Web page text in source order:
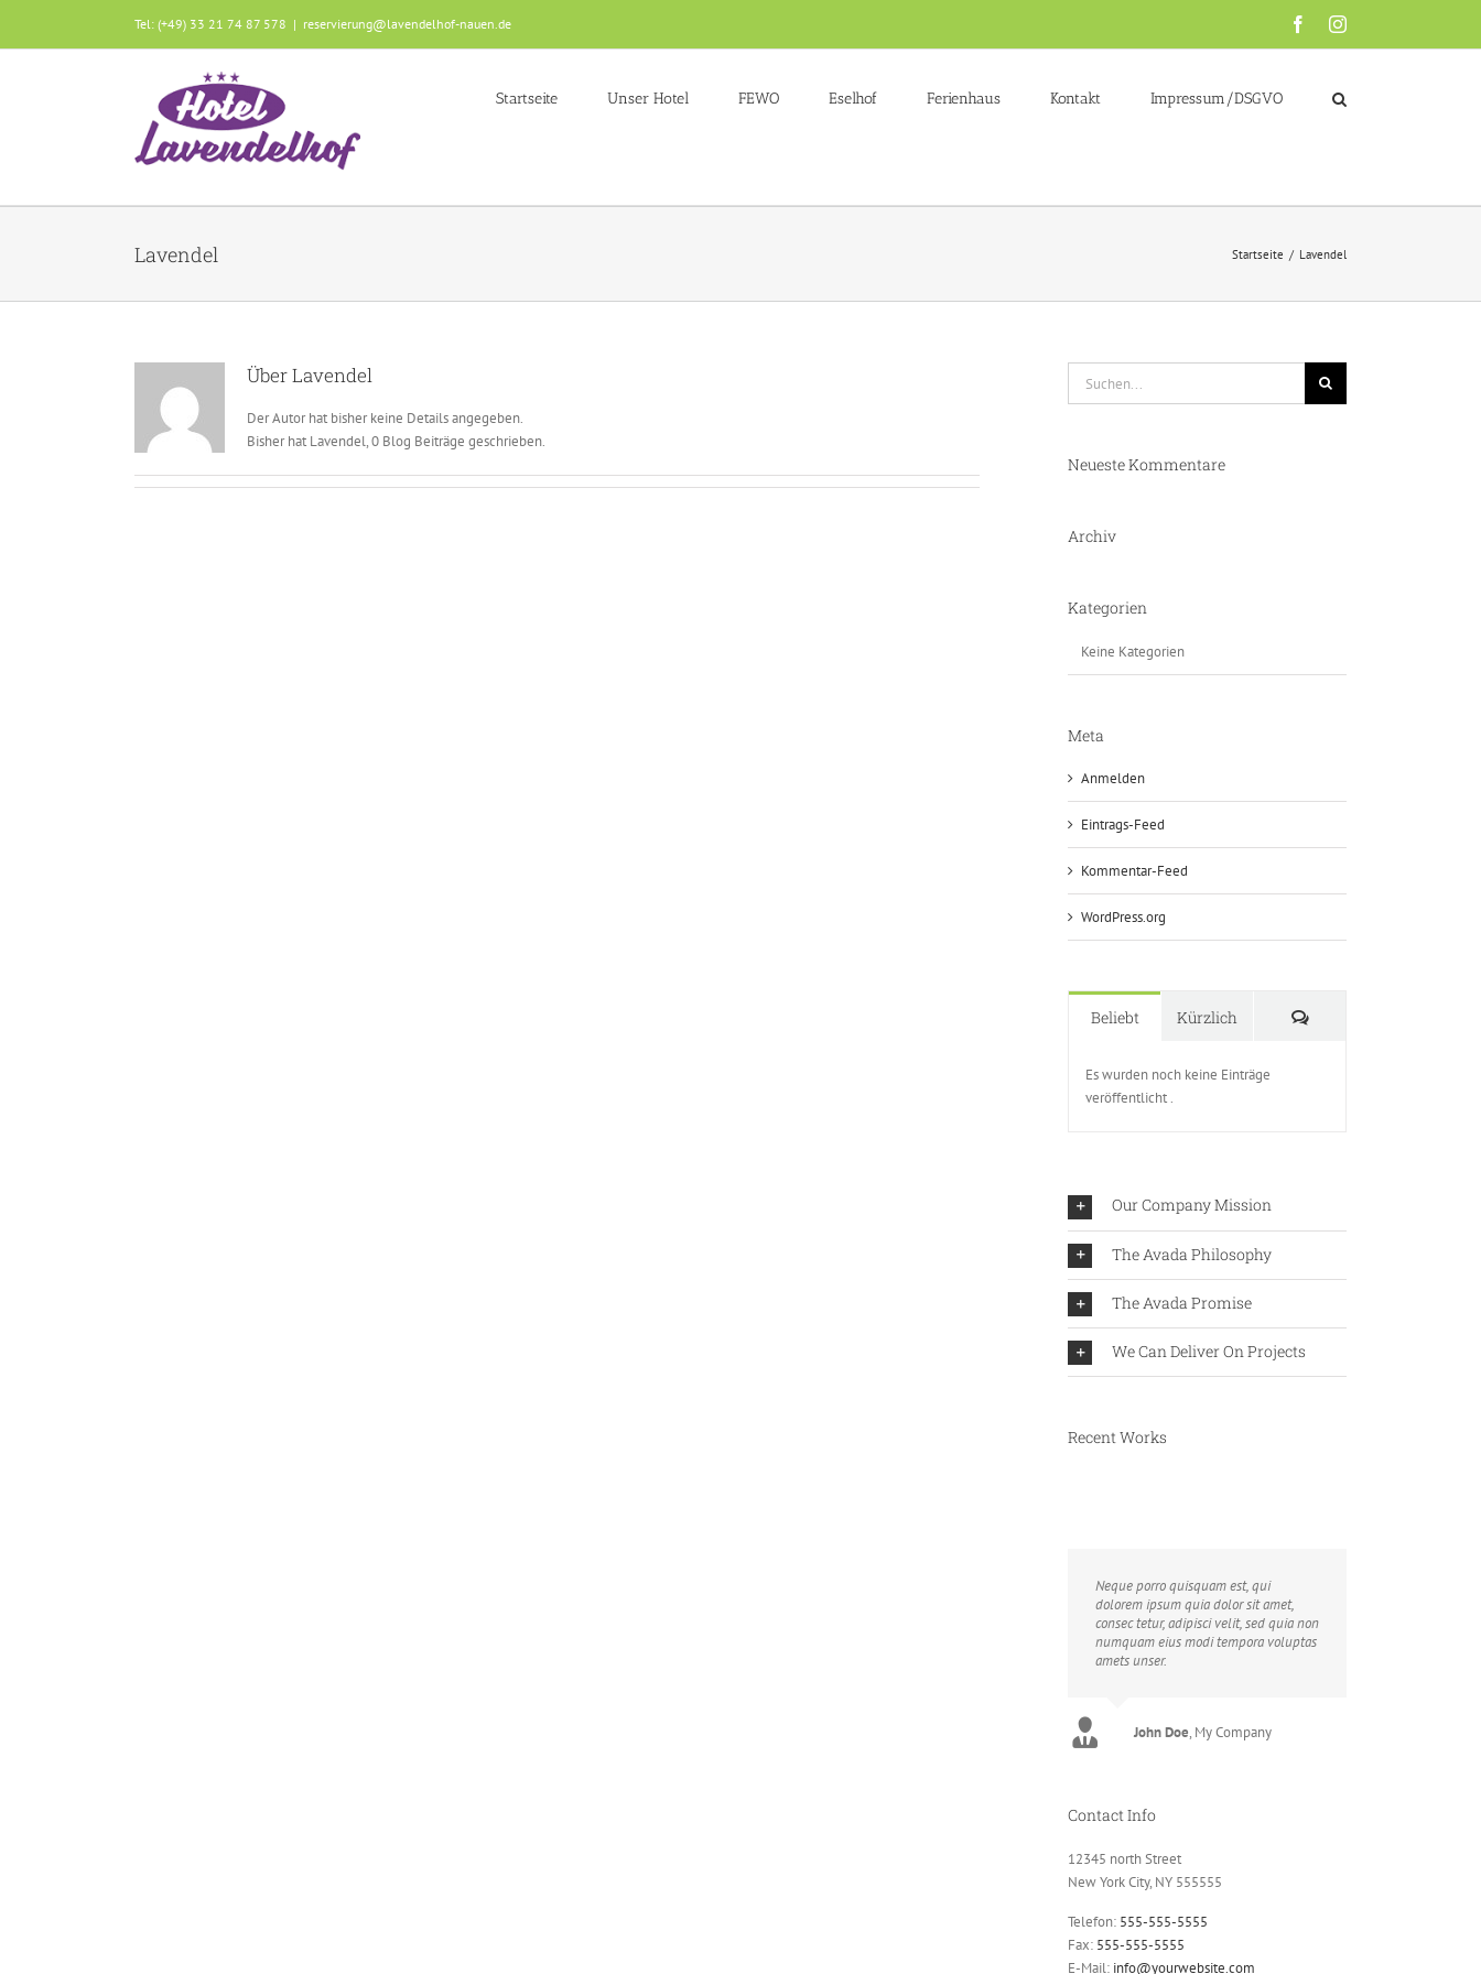
Tel: (+49) 33 21 74 87 578 | reservierung@lavendelhof-nauen.de FacebookInstagram
Startseite Unser Hotel FEWO Eselhof Ferienhaus Kontakt Impressum/DSGVO
Lavendel Startseite / Lavendel
ÜberLavendel
Der Autor hat bisher keine Details angegeben.
Bisher hat Lavendel, 0 Blog Beiträge geschrieben.
Neueste Kommentare
Archiv
Kategorien
Keine Kategorien
Meta
Anmelden
Eintrags-Feed
Kommentar-Feed
WordPress.org
Beliebt Kürzlich Kommentare
Es wurden noch keine Einträge
veröffentlicht .
Our Company Mission
The Avada Philosophy
The Avada Promise
We Can Deliver On Projects
Recent Works
Neque porro quisquam est, qui
dolorem ipsum quia dolor sit amet,
consec tetur, adipisci velit, sed quia non
numquam eius modi tempora voluptas
amets unser.
John Doe, My Company
Luke Beck Theme Fusion
Contact Info
12345 north Street
New York City, NY 555555
Telefon: 555-555-5555
Fax: 555-555-5555
E-Mail: info@yourwebsite.com